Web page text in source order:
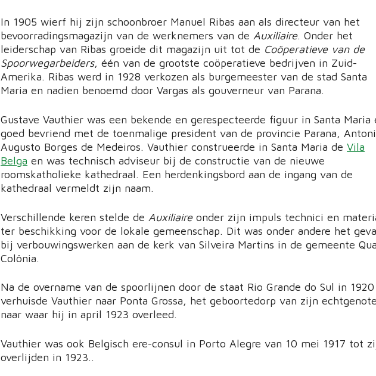
In 1905 wierf hij zijn schoonbroer Manuel Ribas aan als directeur van het
bevoorradingsmagazijn van de werknemers van deAuxiliaire. Onder het
leiderschap van Ribas groeide dit magazijn uit tot de Coöperatieve van de
Spoorwegarbeiders, één van de grootste coöperatieve bedrijven in Zuid-
Amerika. Ribas werd in 1928 verkozen als burgemeester van de stad Santa
Maria en nadien benoemd door Vargas als gouverneur van Parana.
Gustave Vauthier was een bekende en gerespecteerde figuur in Santa Maria
goed bevriend met de toenmalige president van de provincie Parana,
Augusto Borges de Medeiros. Vauthier construeerde in Santa Maria deVila
Belga en was technisch adviseur bij de constructie van de nieuwe
roomskatholieke kathedraal. Een herdenkingsbord aan de ingang van de
kathedraal vermeldt zijn naam.
Verschillende keren stelde de Auxiliaireonder zijn impuls technici en
ter beschikking voor de lokale gemeenschap. Dit was onder andere het
bij verbouwingswerken aan de kerk van Silveira Martins in de gemeente
Colônia.
Na de overname van de spoorlijnen door de staat Rio Grande do Sul in 1920
verhuisde Vauthier naar Ponta Grossa, het geboortedorp van zijn echtgenote
naar waar hij in april 1923 overleed.
Vauthier was ook Belgisch ere-consul in Porto Alegre van 10 mei 1917 tot
overlijden in 1923..